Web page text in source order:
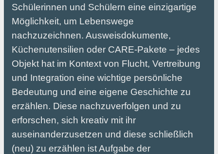
Schülerinnen und Schülern eine einzigartige
Möglichkeit, um Lebenswege
nachzuzeichnen. Ausweisdokumente,
Küchenutensilien oder CARE-Pakete – jedes
Objekt hat im Kontext von Flucht, Vertreibung
und Integration eine wichtige persönliche
Bedeutung und eine eigene Geschichte zu
erzählen. Diese nachzuverfolgen und zu
erforschen, sich kreativ mit ihr
auseinanderzusetzen und diese schließlich
(neu) zu erzählen ist Aufgabe der